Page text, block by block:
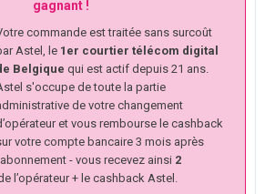
gagnant !
commande est traitée sans surcoût
Astel, le 1er courtier télécom digital
Belgique qui est actif depuis 21 ans.
s'occupe de toute la partie
de votre changement
et vous rembourse le cashback
votre compte bancaire 3 mois après
- vous recevez ainsi 2
l’opérateur + le cashback Astel.